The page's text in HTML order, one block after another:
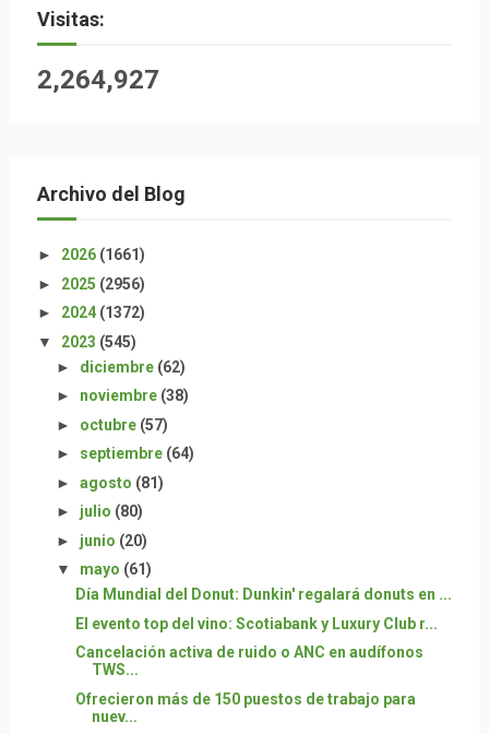
Visitas:
2,264,927
Archivo del Blog
► 2026 (1661)
► 2025 (2956)
► 2024 (1372)
▼ 2023 (545)
► diciembre (62)
► noviembre (38)
► octubre (57)
► septiembre (64)
► agosto (81)
► julio (80)
► junio (20)
▼ mayo (61)
Día Mundial del Donut: Dunkin' regalará donuts en ...
El evento top del vino: Scotiabank y Luxury Club r...
Cancelación activa de ruido o ANC en audífonos
TWS...
Ofrecieron más de 150 puestos de trabajo para
nuev...